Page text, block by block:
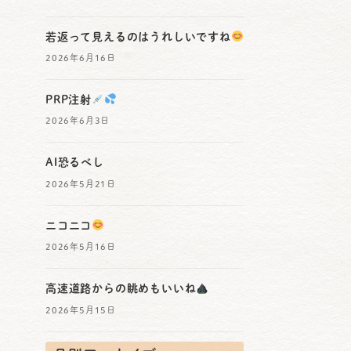
若返って見えるのはうれしいですね
2026年6月16日
PRP注射
2026年6月3日
AI恐るべし
2026年5月21日
ニコニコ
2026年5月16日
高速道路からの眺めもいいね
2026年5月15日